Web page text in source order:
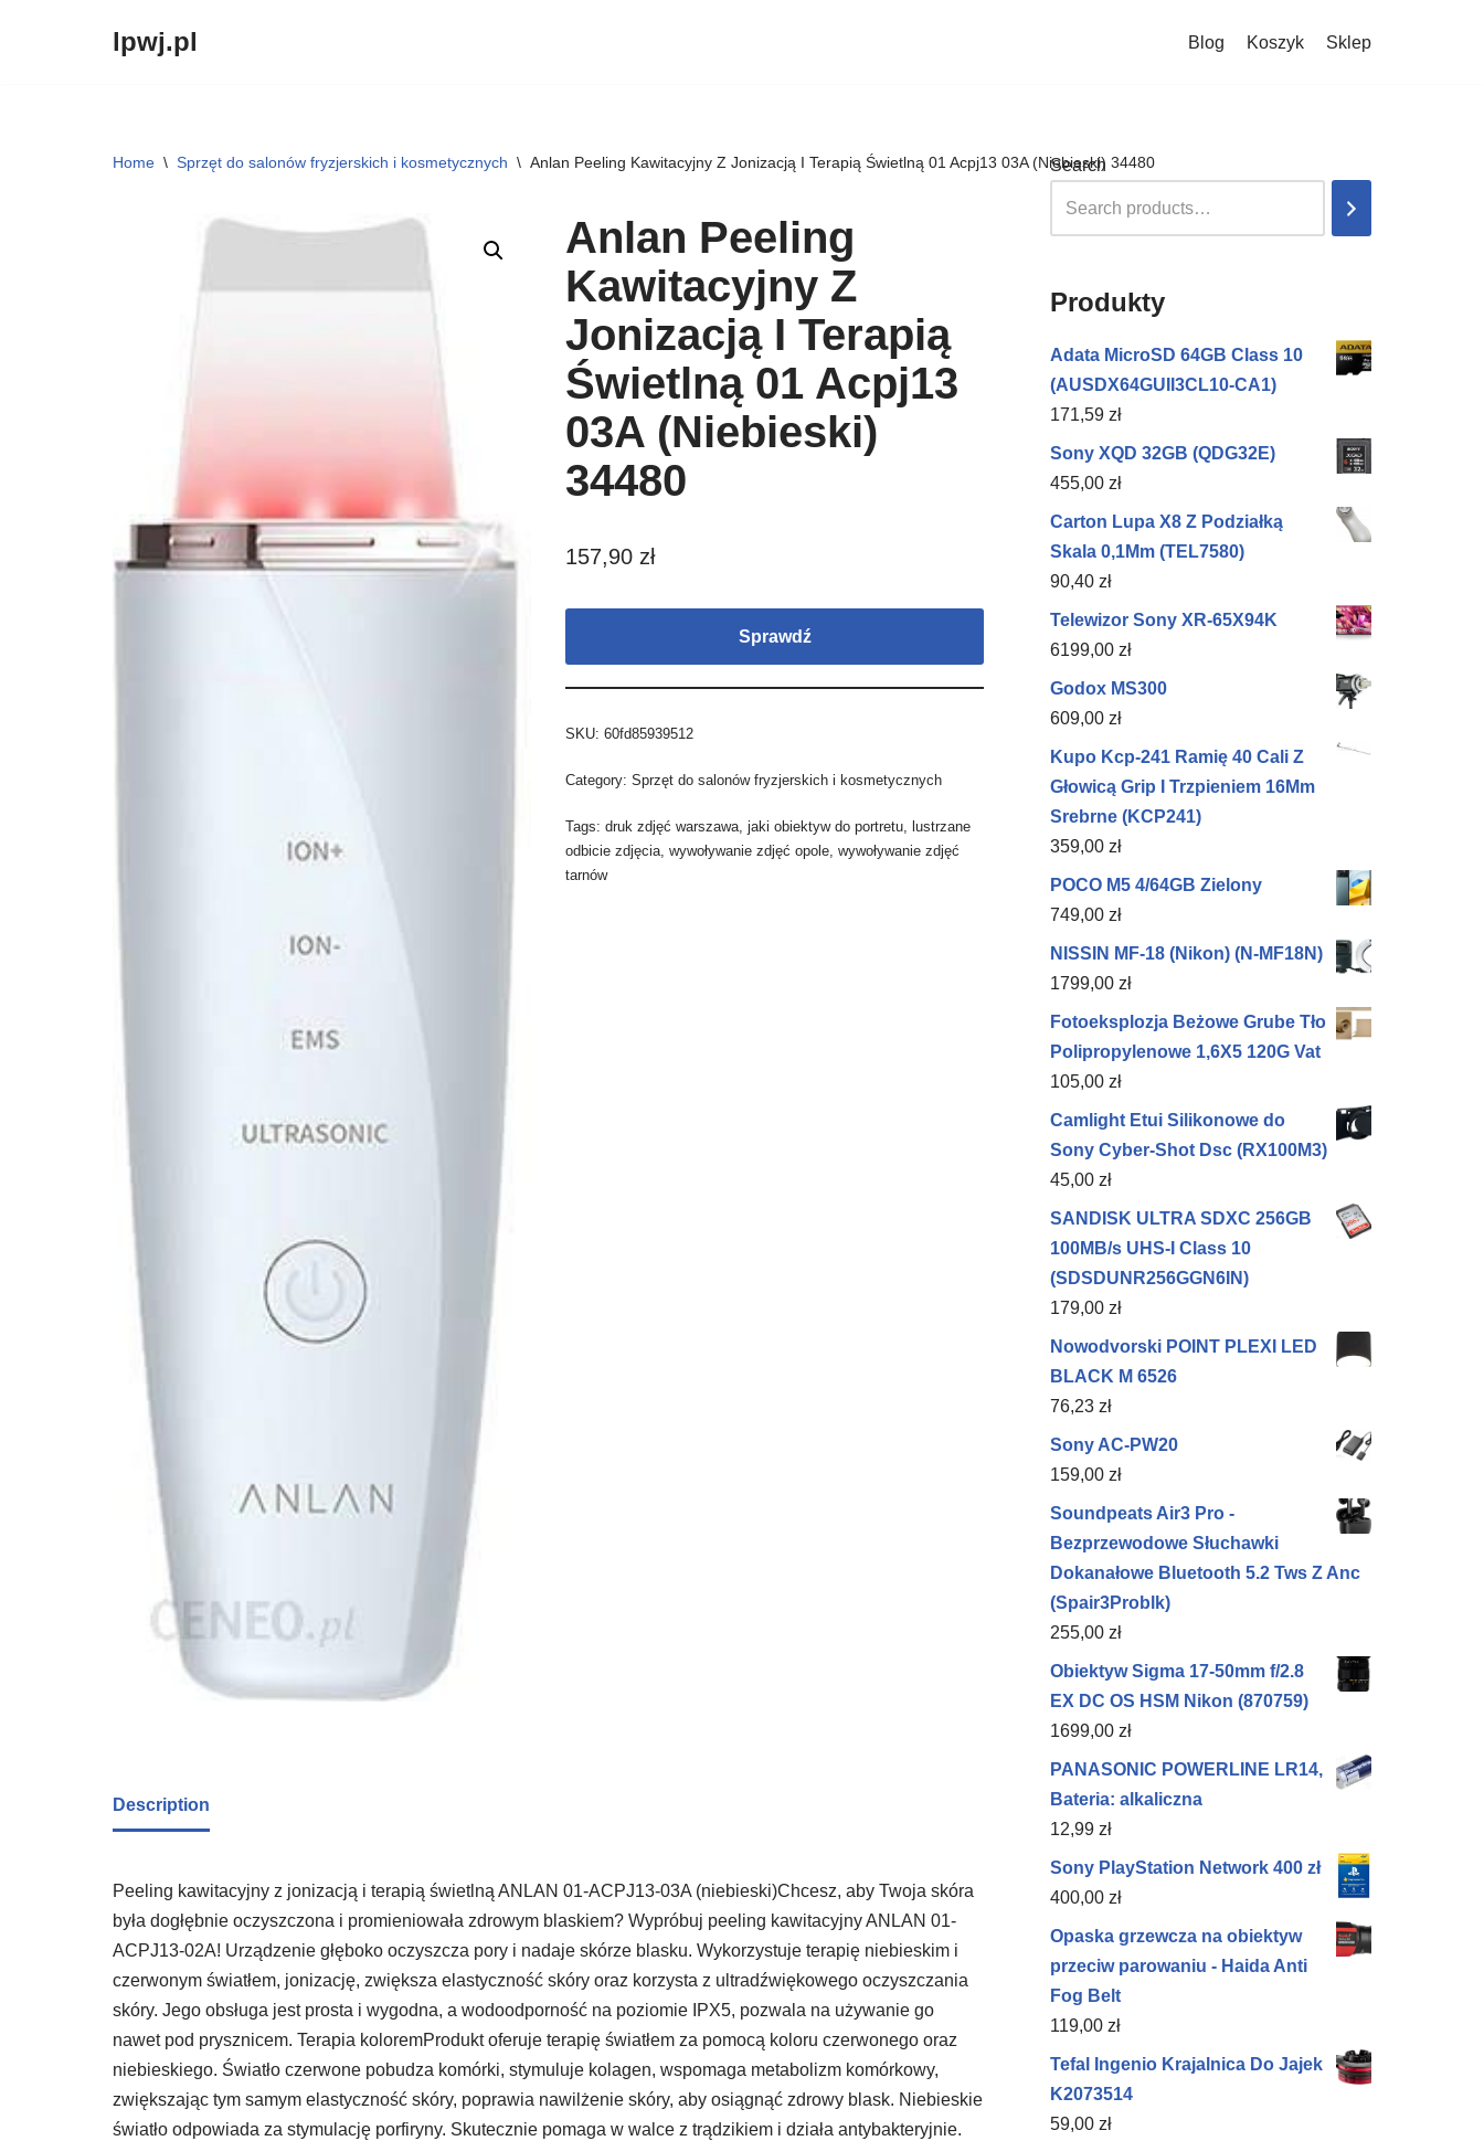
lpwj.pl Blog Koszyk Sklep
Home \ Sprzęt do salonów fryzjerskich i kosmetycznych \ Anlan Peeling Kawitacyjny Z Jonizacją I Terapią Świetlną 01 Acpj13 03A (Niebieski) 34480
Anlan Peeling
Kawitacyjny Z
Jonizacją I Terapią
Świetlną 01 Acpj13
03A (Niebieski)
34480
157,90 zł
Sprawdź
SKU:60fd85939512
Category:Sprzęt do salonów fryzjerskich i kosmetycznych
Tags:druk zdjęć warszawa,jaki obiektyw do portretu, lustrzane
odbicie zdjęcia,wywoływanie zdjęć opole,wywoływanie zdjęć
tarnów
Description
Peeling kawitacyjny z jonizacją i terapią świetlną ANLAN 01-ACPJ13-03A (niebieski)Chcesz, aby Twoja skóra
była dogłębnie oczyszczona i promieniowała zdrowym blaskiem? Wypróbuj peeling kawitacyjny ANLAN 01-
ACPJ13-02A! Urządzenie głęboko oczyszcza pory i nadaje skórze blasku. Wykorzystuje terapię niebieskim i
czerwonym światłem, jonizację, zwiększa elastyczność skóry oraz korzysta z ultradźwiękowego oczyszczania
skóry. Jego obsługa jest prosta i wygodna, a wodoodporność na poziomie IPX5, pozwala na używanie go
nawet pod prysznicem. Terapia koloremProdukt oferuje terapię światłem za pomocą koloru czerwonego oraz
niebieskiego. Światło czerwone pobudza komórki, stymuluje kolagen, wspomaga metabolizm komórkowy,
zwiększając tym samym elastyczność skóry, poprawia nawilżenie skóry, aby osiągnąć zdrowy blask. Niebieskie
światło odpowiada za stymulację porfiryny. Skutecznie pomaga w walce z trądzikiem i działa antybakteryjnie.
Search
Produkty
Adata MicroSD 64GB Class 10
(AUSDX64GUII3CL10-CA1)
171,59 zł
Sony XQD 32GB (QDG32E)
455,00 zł
Carton Lupa X8 Z Podziałką
Skala 0,1Mm (TEL7580)
90,40 zł
Telewizor Sony XR-65X94K
6199,00 zł
Godox MS300
609,00 zł
Kupo Kcp-241 Ramię 40 Cali Z
Głowicą Grip I Trzpieniem 16Mm
Srebrne (KCP241)
359,00 zł
POCO M5 4/64GB Zielony
749,00 zł
NISSIN MF-18 (Nikon) (N-MF18N)
1799,00 zł
Fotoeksplozja Beżowe Grube Tło
Polipropylenowe 1,6X5 120G Vat
105,00 zł
Camlight Etui Silikonowe do
Sony Cyber-Shot Dsc (RX100M3)
45,00 zł
SANDISK ULTRA SDXC 256GB
100MB/s UHS-I Class 10
(SDSDUNR256GGN6IN)
179,00 zł
Nowodvorski POINT PLEXI LED
BLACK M 6526
76,23 zł
Sony AC-PW20
159,00 zł
Soundpeats Air3 Pro -
Bezprzewodowe Słuchawki
Dokanałowe Bluetooth 5.2 Tws Z Anc
(Spair3Problk)
255,00 zł
Obiektyw Sigma 17-50mm f/2.8
EX DC OS HSM Nikon (870759)
1699,00 zł
PANASONIC POWERLINE LR14,
Bateria: alkaliczna
12,99 zł
Sony PlayStation Network 400 zł
400,00 zł
Opaska grzewcza na obiektyw
przeciw parowaniu - Haida Anti
Fog Belt
119,00 zł
Tefal Ingenio Krajalnica Do Jajek
K2073514
59,00 zł